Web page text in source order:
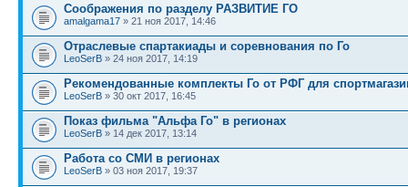
Соображения по разделу РАЗВИТИЕ ГО
amalgama17 » 21 ноя 2017, 14:46
Отраслевые спартакиады и соревнования по Го
LeoSerB » 24 ноя 2017, 14:19
Рекомендованные комплекты Го от РФГ для
LeoSerB » 30 окт 2017, 16:45
Показ фильма "Альфа Го" в регионах
LeoSerB » 14 дек 2017, 13:14
Работа со СМИ в регионах
LeoSerB » 03 ноя 2017, 19:37